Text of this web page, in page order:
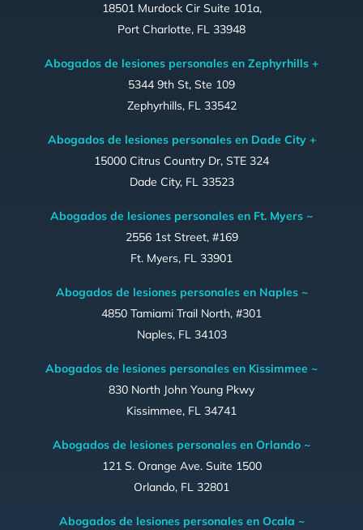
18501 Murdock Cir Suite 101a,
Port Charlotte, FL 33948
Abogados de lesiones personales en Zephyrhills +
5344 9th St, Ste 109
Zephyrhills, FL 33542
Abogados de lesiones personales en Dade City +
15000 Citrus Country Dr, STE 324
Dade City, FL 33523
Abogados de lesiones personales en Ft. Myers ~
2556 1st Street, #169
Ft. Myers, FL 33901
Abogados de lesiones personales en Naples ~
4850 Tamiami Trail North, #301
Naples, FL 34103
Abogados de lesiones personales en Kissimmee ~
830 North John Young Pkwy
Kissimmee, FL 34741
Abogados de lesiones personales en Orlando ~
121 S. Orange Ave. Suite 1500
Orlando, FL 32801
Abogados de lesiones personales en Ocala ~